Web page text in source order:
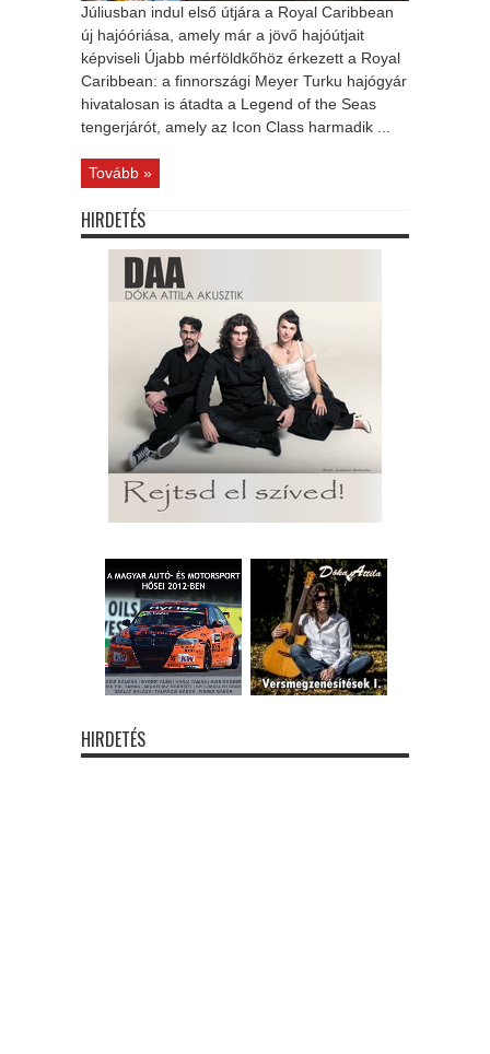
Júliusban indul első útjára a Royal Caribbean
új hajóóriása, amely már a jövő hajóútjait
képviseli Újabb mérföldkőhöz érkezett a Royal
Caribbean: a finnországi Meyer Turku hajógyár
hivatalosan is átadta a Legend of the Seas
tengerjárót, amely az Icon Class harmadik ...
Tovább »
HIRDETÉS
HIRDETÉS